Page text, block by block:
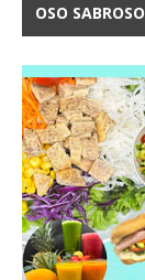
OSO SABROSO